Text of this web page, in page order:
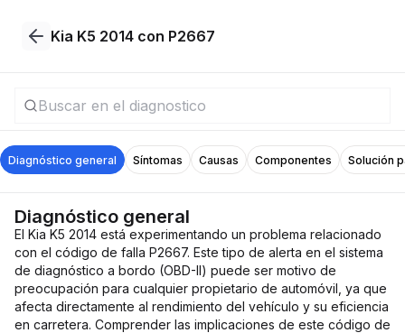
Kia K5 2014 con P2667
Diagnóstico general Síntomas Causas Componentes Solución
Diagnóstico general
El Kia K5 2014 está experimentando un problema relacionado
con el código de falla P2667. Este tipo de alerta en el sistema
de diagnóstico a bordo (OBD-II) puede ser motivo de
preocupación para cualquier propietario de automóvil, ya que
afecta directamente al rendimiento del vehículo y su eficiencia
en carretera. Comprender las implicaciones de este código de